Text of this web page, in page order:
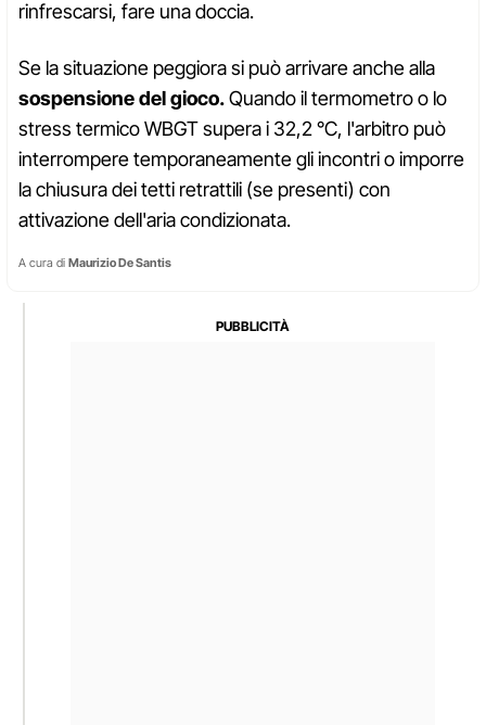
rinfrescarsi, fare una doccia.
Se la situazione peggiora si può arrivare anche alla
sospensione del gioco.Quando il termometro o lo
stress termico WBGT supera i 32,2 °C, l'arbitro può
interrompere temporaneamente gli incontri o imporre
la chiusura dei tetti retrattili (se presenti) con
attivazione dell'aria condizionata.
A cura di Maurizio De Santis